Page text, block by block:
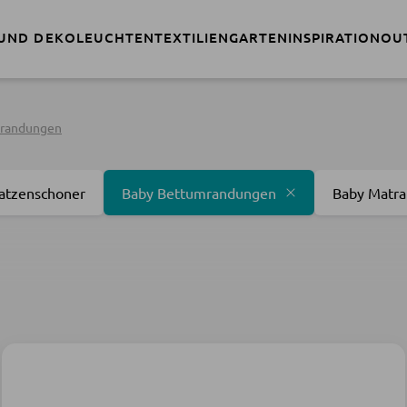
DEKOLEUCHTENTEXTILIENGARTENINSPIRATION
Baby Bettumrandungen Baby